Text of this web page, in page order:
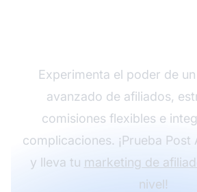
Experimenta el poder de
avanzado de afiliados,
comisiones flexibles e
complicaciones. ¡Prueba Post
y lleva tu marketing de
nivel!